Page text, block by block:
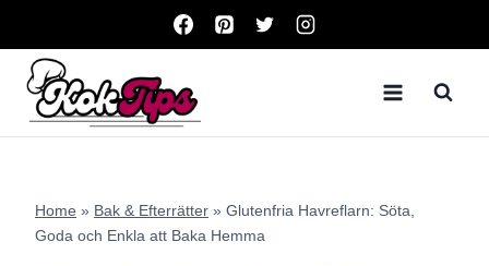
content
Home » Bak & Efterrätter » Glutenfria Havreflarn: Söta,
Goda och Enkla att Baka Hemma